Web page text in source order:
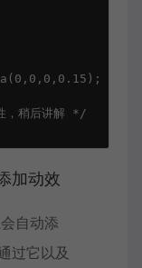
，稍后讲解 */
加动效
自动添
过它以及